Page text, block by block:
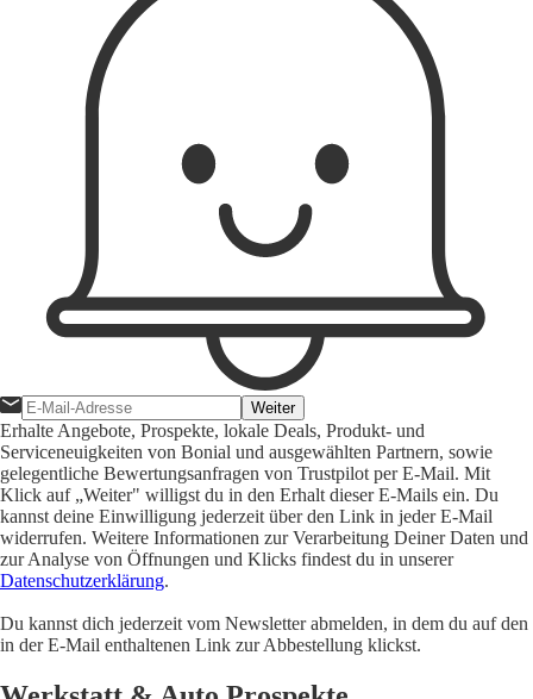
Weiter
Erhalte Angebote, Prospekte, lokale Deals, Produkt- und
Serviceneuigkeiten von Bonial und ausgewählten Partnern, sowie
gelegentliche Bewertungsanfragen von Trustpilot per E-Mail. Mit
Klick auf „Weiter" willigst du in den Erhalt dieser E-Mails ein. Du
kannst deine Einwilligung jederzeit über den Link in jeder E-Mail
widerrufen. Weitere Informationen zur Verarbeitung Deiner Daten und
zur Analyse von Öffnungen und Klicks findest du in unserer
Datenschutzerklärung.
Du kannst dich jederzeit vom Newsletter abmelden, in dem du auf den
in der E-Mail enthaltenen Link zur Abbestellung klickst.